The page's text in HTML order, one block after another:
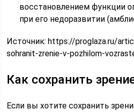
восстановлением функции
при его недоразвитии
Источник:https://proglaza.ru/
sohranit-zrenie-v-pozhilom-
Как сохранить
Если вы хотите сохранить